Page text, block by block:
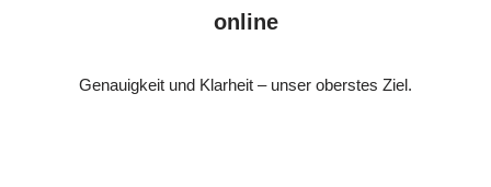
online
Genauigkeit und Klarheit – unser oberstes Ziel.